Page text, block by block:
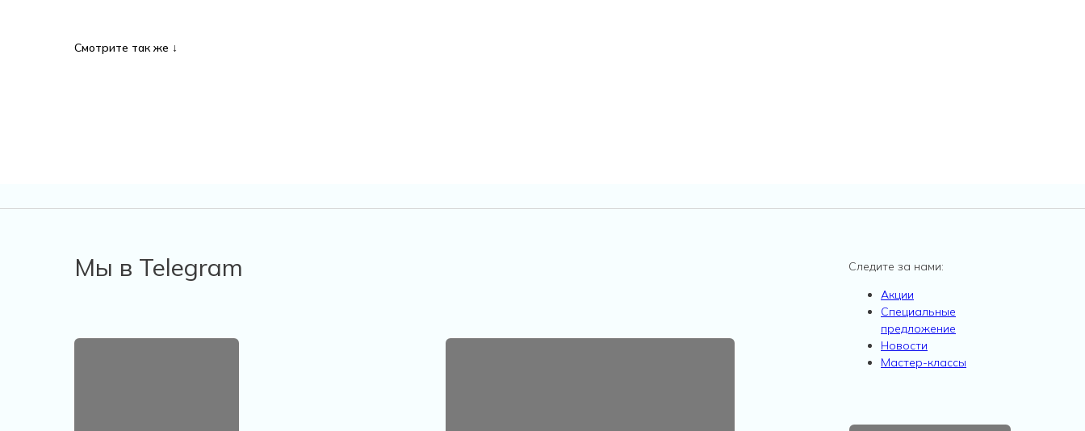
Смотрите так же ↓
Следите за нами:
Акции
Специальные
предложение
Новости
Мастер-классы
Мы в Telegram